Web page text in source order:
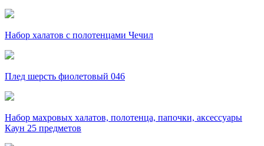
Набор халатов с полотенцами Чечил
Плед шерсть фиолетовый 046
Набор махровых халатов, полотенца, папочки, аксессуары
Каун 25 предметов